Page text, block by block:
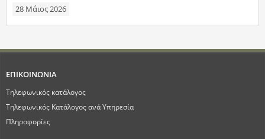
28 Μάιος 2026
ΕΠΙΚΟΙΝΩΝΙΑ
Τηλεφωνικός κατάλογος
Τηλεφωνικός Κατάλογος ανά Υπηρεσία
Πληροφορίες